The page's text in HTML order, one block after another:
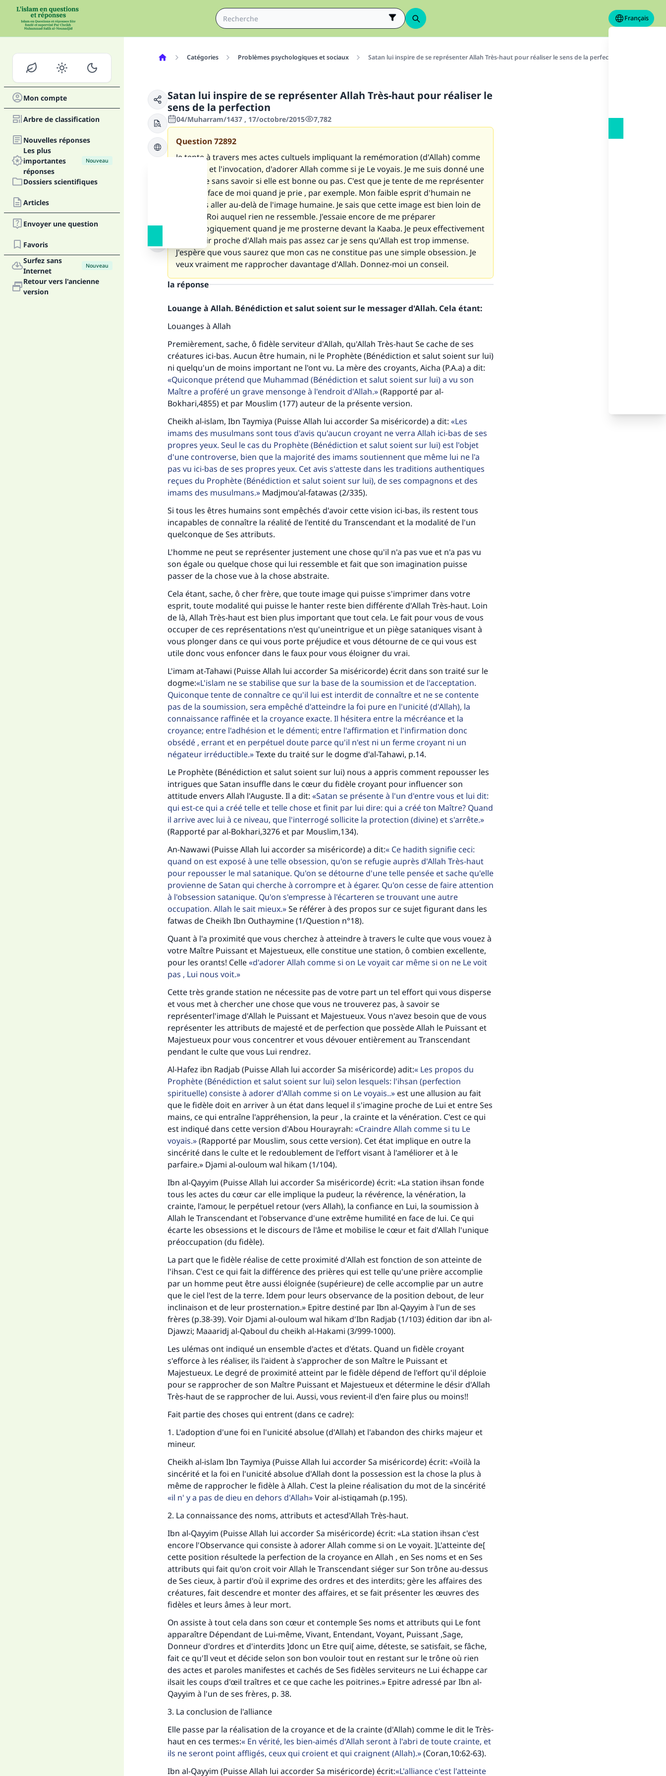
Français
Mon compte
Arbre de classification
Nouvelles réponses
Les plus
importantes
réponses
Nouveau
Dossiers scientifiques
Articles
Envoyer une question
Favoris
Surfez sans
Internet
Nouveau
Retour vers l'ancienne
version
Catégories Problèmes psychologiques et sociaux Satan lui inspire de se représenter Allah Très-haut pour réaliser le sens de la perfection
Satan lui inspire de se représenter Allah Très-haut pour réaliser le
sens de la perfection
04/Muharram/1437 , 17/octobre/2015 7,782
Question72892
Je tente à travers mes actes cultuels impliquant la remémoration (d'Allah) comme
la prière et l'invocation, d'adorer Allah comme si je Le voyais. Je me suis donné une
habitude sans savoir si elle est bonne ou pas. C'est que je tente de me représenter
Allah en face de moi quand je prie , par exemple. Mon faible esprit d'humain ne
peut pas aller au-delà de l'image humaine. Je sais que cette image est bien loin de
celle du Roi auquel rien ne ressemble. J'essaie encore de me préparer
psychologiquement quand je me prosterne devant la Kaaba. Je peux effectivement
me sentir proche d'Allah mais pas assez car je sens qu'Allah est trop immense.
J'espère que vous saurez que mon cas ne constitue pas une simple obsession. Je
veux vraiment me rapprocher davantage d'Allah. Donnez-moi un conseil.
la réponse
Louange à Allah. Bénédiction et salut soient sur le messager d'Allah. Cela étant:
Louanges à Allah
Premièrement, sache, ô fidèle serviteur d'Allah, qu'Allah Très-haut Se cache de ses
créatures ici-bas. Aucun être humain, ni le Prophète (Bénédiction et salut soient sur lui)
ni quelqu'un de moins important ne l'ont vu. La mère des croyants, Aicha (P.A.a) a dit:
Quiconque prétend que Muhammad (Bénédiction et salut soient sur lui) a vu son
Maître a proféré un grave mensonge à l'endroit d'Allah. (Rapporté par al-
Bokhari,4855) et par Mouslim (177) auteur de la présente version.
Cheikh al-islam, Ibn Taymiya (Puisse Allah lui accorder Sa miséricorde) a dit:
Les
imams des musulmans sont tous d'avis qu'aucun croyant ne verra Allah ici-bas de ses
propres yeux. Seul le cas du Prophète (Bénédiction et salut soient sur lui) est l'objet
d'une controverse, bien que la majorité des imams soutiennent que même lui ne l'a
pas vu ici-bas de ses propres yeux. Cet avis s'atteste dans les traditions authentiques
reçues du Prophète (Bénédiction et salut soient sur lui), de ses compagnons et des
imams des musulmans.
Madjmou'al-fatawas (2/335).
Si tous les êtres humains sont empêchés d'avoir cette vision ici-bas, ils restent tous
incapables de connaître la réalité de l'entité du Transcendant et la modalité de l'un
quelconque de Ses attributs.
L'homme ne peut se représenter justement une chose qu'il n'a pas vue et n'a pas vu
son égale ou quelque chose qui lui ressemble et fait que son imagination puisse
passer de la chose vue à la chose abstraite.
Cela étant, sache, ô cher frère, que toute image qui puisse s'imprimer dans votre
esprit, toute modalité qui puisse le hanter reste bien différente d'Allah Très-haut. Loin
de là, Allah Très-haut est bien plus important que tout cela. Le fait pour vous de vous
occuper de ces représentations n'est qu'uneintrigue et un piège sataniques visant à
vous plonger dans ce qui vous porte préjudice et vous détourne de ce qui vous est
utile donc vous enfoncer dans le faux pour vous éloigner du vrai.
L'imam at-Tahawi (Puisse Allah lui accorder Sa miséricorde) écrit dans son traité sur le
dogme: L'islam ne se stabilise que sur la base de la soumission et de l'acceptation.
Quiconque tente de connaître ce qu'il lui est interdit de connaître et ne se contente
pas de la soumission, sera empêché d'atteindre la foi pure en l'unicité (d'Allah), la
connaissance raffinée et la croyance exacte. Il hésitera entre la mécréance et la
croyance; entre l'adhésion et le démenti; entre l'affirmation et l'infirmation donc
obsédé , errant et en perpétuel doute parce qu'il n'est ni un ferme croyant ni un
négateur irréductible. Texte du traité sur le dogme d'al-Tahawi, p.14.
Le Prophète (Bénédiction et salut soient sur lui) nous a appris comment repousser les
intrigues que Satan insuffle dans le cœur du fidèle croyant pour influencer son
attitude envers Allah l'Auguste. Il a dit: Satan se présente à l'un d'entre vous et lui dit:
qui est-ce qui a créé telle et telle chose et finit par lui dire: qui a créé ton Maître? Quand
il arrive avec lui à ce niveau, que l'interrogé sollicite la protection (divine) et s'arrête.
(Rapporté par al-Bokhari,3276 et par Mouslim,134).
An-Nawawi (Puisse Allah lui accorder sa miséricorde) a dit:
Ce hadith signifie ceci:
quand on est exposé à une telle obsession, qu'on se refugie auprès d'Allah Très-haut
pour repousser le mal satanique. Qu'on se détourne d'une telle pensée et sache qu'elle
provienne de Satan qui cherche à corrompre et à égarer. Qu'on cesse de faire attention
à l'obsession satanique. Qu'on s'empresse à l'écarteren se trouvant une autre
occupation. Allah le sait mieux. Se référer à des propos sur ce sujet figurant dans les
fatwas de Cheikh Ibn Outhaymine (1/Question n°18).
Quant à l'a proximité que vous cherchez à atteindre à travers le culte que vous vouez à
votre Maître Puissant et Majestueux, elle constitue une station, ô combien excellente,
pour les orants! Celle d'adorer Allah comme si on Le voyait car même si on ne Le voit
pas , Lui nous voit.
Cette très grande station ne nécessite pas de votre part un tel effort qui vous disperse
et vous met à chercher une chose que vous ne trouverez pas, à savoir se
représenterl'image d'Allah le Puissant et Majestueux. Vous n'avez besoin que de vous
représenter les attributs de majesté et de perfection que possède Allah le Puissant et
Majestueux pour vous concentrer et vous dévouer entièrement au Transcendant
pendant le culte que vous Lui rendrez.
Al-Hafez ibn Radjab (Puisse Allah lui accorder Sa miséricorde) adit:
Les propos du
Prophète (Bénédiction et salut soient sur lui) selon lesquels: l'ihsan (perfection
spirituelle) consiste à adorer d'Allah comme si on Le voyais..
est une allusion au fait
que le fidèle doit en arriver à un état dans lequel il s'imagine proche de Lui et entre Ses
mains, ce qui entraîne l'appréhension, la peur , la crainte et la vénération. C'est ce qui
est indiqué dans cette version d'Abou Hourayrah:
Craindre Allah comme si tu Le
voyais. (Rapporté par Mouslim, sous cette version). Cet état implique en outre la
sincérité dans le culte et le redoublement de l'effort visant à l'améliorer et à le
parfaire.» Djami al-ouloum wal hikam (1/104).
Ibn al-Qayyim (Puisse Allah lui accorder Sa miséricorde) écrit: «La station ihsan fonde
tous les actes du cœur car elle implique la pudeur, la révérence, la vénération, la
crainte, l'amour, le perpétuel retour (vers Allah), la confiance en Lui, la soumission à
Allah le Transcendant et l'observance d'une extrême humilité en face de lui. Ce qui
écarte les obsessions et le discours de l'âme et mobilise le cœur et fait d'Allah l'unique
préoccupation (du fidèle).
La part que le fidèle réalise de cette proximité d'Allah est fonction de son atteinte de
l'ihsan. C'est ce qui fait la différence des prières qui est telle qu'une prière accomplie
par un homme peut être aussi éloignée (supérieure) de celle accomplie par un autre
que le ciel l'est de la terre. Idem pour leurs observance de la position debout, de leur
inclinaison et de leur prosternation.» Epitre destiné par Ibn al-Qayyim à l'un de ses
frères (p.38-39). Voir Djami al-ouloum wal hikam d'Ibn Radjab (1/103) édition dar ibn al-
Djawzi; Maaaridj al-Qaboul du cheikh al-Hakami (3/999-1000).
Les ulémas ont indiqué un ensemble d'actes et d'états. Quand un fidèle croyant
s'efforce à les réaliser, ils l'aident à s'approcher de son Maître le Puissant et
Majestueux. Le degré de proximité atteint par le fidèle dépend de l'effort qu'il déploie
pour se rapprocher de son Maître Puissant et Majestueux et détermine le désir d'Allah
Très-haut de se rapprocher de lui. Aussi, vous revient-il d'en faire plus ou moins!!
Fait partie des choses qui entrent (dans ce cadre):
1. L'adoption d'une foi en l'unicité absolue (d'Allah) et l'abandon des chirks majeur et
mineur.
Cheikh al-islam Ibn Taymiya (Puisse Allah lui accorder Sa miséricorde) écrit: «Voilà la
sincérité et la foi en l'unicité absolue d'Allah dont la possession est la chose la plus à
même de rapprocher le fidèle à Allah. C'est la pleine réalisation du mot de la sincérité
il n' y a pas de dieu en dehors d'Allah Voir al-istiqamah (p.195).
2. La connaissance des noms, attributs et actesd'Allah Très-haut.
Ibn al-Qayyim (Puisse Allah lui accorder Sa miséricorde) écrit: «La station ihsan c'est
encore l'Observance qui consiste à adorer Allah comme si on Le voyait. ]L'atteinte de[
cette position résultede la perfection de la croyance en Allah , en Ses noms et en Ses
attributs qui fait qu'on croit voir Allah le Transcendant siéger sur Son trône au-dessus
de Ses cieux, à partir d'où il exprime des ordres et des interdits; gère les affaires des
créatures, fait descendre et monter des affaires, et se fait présenter les œuvres des
fidèles et leurs âmes à leur mort.
On assiste à tout cela dans son cœur et contemple Ses noms et attributs qui Le font
apparaître Dépendant de Lui-même, Vivant, Entendant, Voyant, Puissant ,Sage,
Donneur d'ordres et d'interdits ]donc un Etre qui[ aime, déteste, se satisfait, se fâche,
fait ce qu'Il veut et décide selon son bon vouloir tout en restant sur le trône où rien
des actes et paroles manifestes et cachés de Ses fidèles serviteurs ne Lui échappe car
ilsait les coups d'œil traîtres et ce que cache les poitrines.» Epitre adressé par Ibn al-
Qayyim à l'un de ses frères, p. 38.
3. La conclusion de l'alliance
Elle passe par la réalisation de la croyance et de la crainte (d'Allah) comme le dit le Très-
haut en ces termes:
En vérité, les bien-aimés d'Allah seront à l'abri de toute crainte, et
ils ne seront point affligés, ceux qui croient et qui craignent (Allah). (Coran,10:62-63).
Ibn al-Qayyim (Puisse Allah lui accorder Sa miséricorde) écrit: L'alliance c'est l'atteinte
Faites une différence dans la vie de millions de
personnes grâce à votre contribution
Aidez nous à apporter des réponses.
Le Messager d'Allah (Paix sur lui) a dit:
"Celui qui indique une bonne action obtient la même récompense
que celui qui le fait."
(MOUSLIM 1893)
Soutenez IslamQA